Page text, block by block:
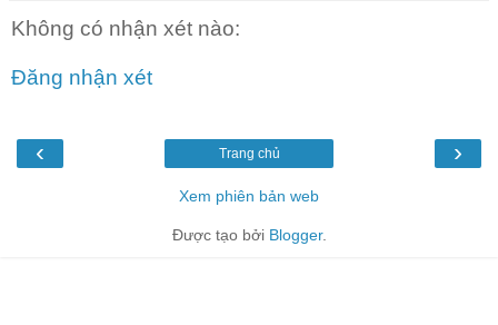
Không có nhận xét nào:
Đăng nhận xét
‹ ›
Trang chủ
Xem phiên bản web
Được tạo bởi Blogger.